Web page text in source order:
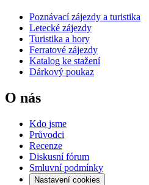
Poznávací zájezdy a turistika
Letecké zájezdy
Turistika a hory
Ferratové zájezdy
Katalog ke stažení
Dárkový poukaz
O nás
Kdo jsme
Průvodci
Recenze
Diskusní fórum
Smluvní podmínky
Nastavení cookies